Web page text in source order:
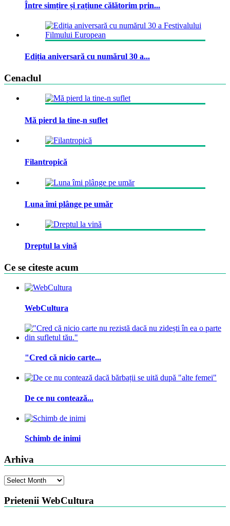
Între simțire și rațiune călătorim prin...
Ediția aniversară cu numărul 30 a...
Cenaclul
Mă pierd la tine-n suflet
Filantropică
Luna îmi plânge pe umăr
Dreptul la vină
Ce se citeste acum
WebCultura
"Cred că nicio carte...
De ce nu contează...
Schimb de inimi
Arhiva
Arhiva
Prietenii WebCultura